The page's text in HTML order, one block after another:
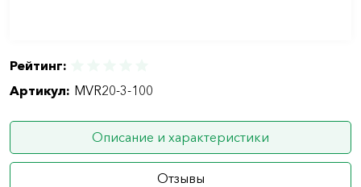
Рейтинг:
Артикул: MVR20-3-100
Описание и характеристики
Отзывы